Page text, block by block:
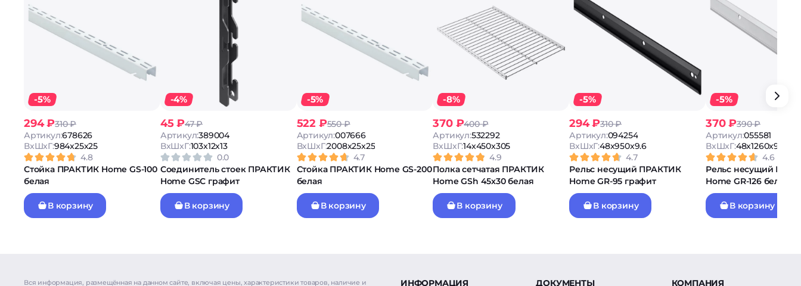
-5%
294 ₽310 ₽
Артикул:678626
ВxШxГ:984x25x25
4.8
Стойка ПРАКТИК Home GS-100
белая
В корзину
-4%
45 ₽47 ₽
Артикул:389004
ВxШxГ:103x12x13
0.0
Соединитель стоек ПРАКТИК
Home GSC графит
В корзину
-5%
522 ₽550 ₽
Артикул:007666
ВxШxГ:2008x25x25
4.7
Стойка ПРАКТИК Home GS-200
белая
В корзину
-8%
370 ₽400 ₽
Артикул:532292
ВxШxГ:14x450x305
4.9
Полка сетчатая ПРАКТИК
Home GSh 45х30 белая
В корзину
-5%
294 ₽310 ₽
Артикул:094254
ВxШxГ:48x950x9.6
4.7
Рельс несущий ПРАКТИК
Home GR-95 графит
В корзину
-5%
370 ₽390 ₽
Артикул:055581
ВxШxГ:48x1260x9.6
4.6
Рельс несущий
Home GR-126 белый
В корзину
Вся информация, размещённая на данном сайте, включая цены, характеристики товаров, наличие и ИНФОРМАЦИЯ ДОКУМЕНТЫ КОМПАНИЯ